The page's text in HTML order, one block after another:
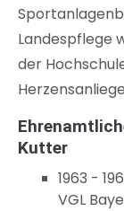
Landespflege
der
Kutter
1963 -
VGL